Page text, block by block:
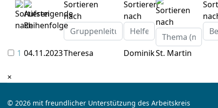
1 04.11.2023Theresa DominikSt. Martin
×
© 2026 mit freundlicher Unterstützung des Arbeitskreis